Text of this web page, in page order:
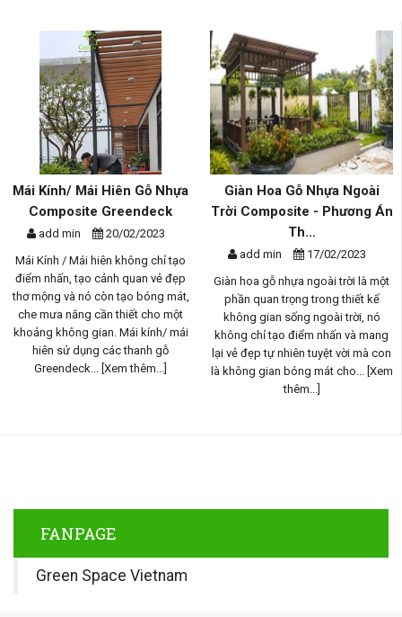
Mái Kính/ Mái Hiên Gỗ Nhựa
Composite Greendeck
add min
20/02/2023
Mái Kính / Mái hiên không chỉ tạo
điểm nhấn, tạo cảnh quan vẻ đẹp
thơ mộng và nó còn tạo bóng mát,
che mưa nắng cần thiết cho một
khoảng không gian. Mái kính/ mái
hiên sử dụng các thanh gỗ
Greendeck...
[Xem thêm...]
Giàn Hoa Gỗ Nhựa Ngoài
Trời Composite - Phương Án
Th...
add min
17/02/2023
Giàn hoa gỗ nhựa ngoài trời là một
phần quan trọng trong thiết kế
không gian sống ngoài trời, nó
không chỉ tạo điểm nhấn và mang
lại vẻ đẹp tự nhiên tuyệt vời mà con
là không gian bóng mát cho...
[Xem
thêm...]
FANPAGE
Green Space Vietnam